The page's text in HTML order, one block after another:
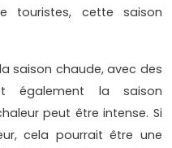
touristes, cette saison
saison chaude, avec des
également la saison
peut être intense. Si
cela pourrait être une